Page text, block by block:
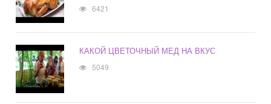
6421
КАКОЙ ЦВЕТОЧНЫЙ МЕД НА ВКУС
5049